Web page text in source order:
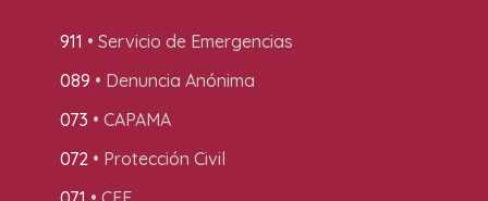
911 • Servicio de Emergencias
089 • Denuncia Anónima
073 • CAPAMA
072• Protección Civil